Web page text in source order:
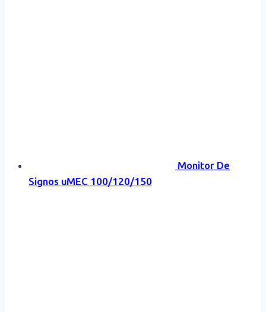
Monitor De
Signos uMEC 100/120/150